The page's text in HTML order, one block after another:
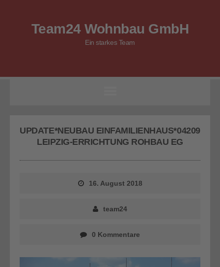
Team24 Wohnbau GmbH
Ein starkes Team
UPDATE*NEUBAU EINFAMILIENHAUS*04209
LEIPZIG-ERRICHTUNG ROHBAU EG
16. August 2018
team24
0 Kommentare